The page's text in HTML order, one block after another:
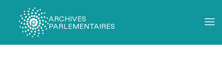
ARCHIVES
PARLEMENTAIRES